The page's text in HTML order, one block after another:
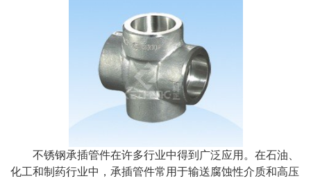
不锈钢承插管件在许多行业中得到广泛应用。在石油、
化工和制药行业中，承插管件常用于输送腐蚀性介质和高压